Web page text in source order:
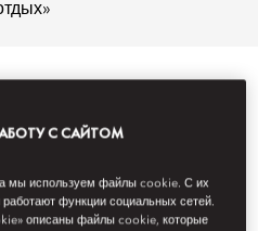
СЕБЯ
С САЙТОМ
мы используем файлы cookie. С их
функции социальных сетей.
описаны файлы cookie, которые